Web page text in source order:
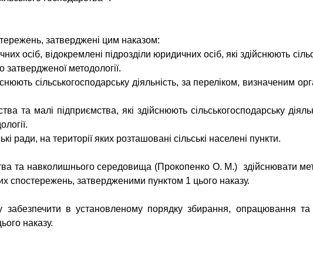
затверджені цим наказом:
осіб, відокремлені підрозділи юридичних осіб, які здійснюють
методології.
сільськогосподарську діяльність, за переліком, визначеним
та малі підприємства, які здійснюють сільськогосподарську
ради, на території яких розташовані сільські населені пункти.
та навколишнього середовища (Прокопенко О. М.) здійснювати
затвердженими пунктом 1 цього наказу.
забезпечити в установленому порядку збирання,
наказу.